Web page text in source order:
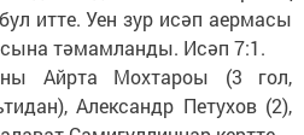
итте. Уен зур исәп аермасы
тәмамланды. Исәп 7:1.
Айрта Мохтароы (3 гол,
Александр Петухов (2),